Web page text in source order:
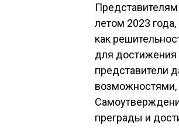
летом 2023
как
для достижения
представители
преграды и